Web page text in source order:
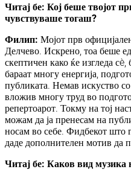
Читај бе: Кој беше твојот
чувствуваше тогаш?
Филип: Мојот прв
Делчево. Искрено, тоа беше
скептичен како ќе изгледа
бараат многу енергија,
публиката. Немав искуство
вложив многу труд во
репертоарот. Токму на тој
можам да ја пренесам на
носам во себе. Фидбекот што
даде дополнителен мотив да
Читај бе: Каков вид музика